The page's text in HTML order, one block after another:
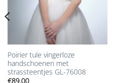
Poirier tule vingerloze
handschoenen met
strassteentjes GL-76008
€89.00